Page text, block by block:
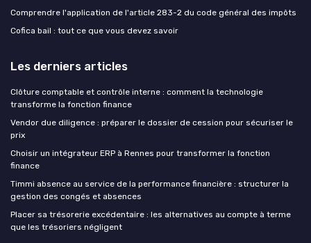
Comprendre l'application de l'article 283-2 du code général des impôts
Cofica bail : tout ce que vous devez savoir
Les derniers articles
Clôture comptable et contrôle interne : comment la technologie
transforme la fonction finance
Vendor due diligence : préparer le dossier de cession pour sécuriser le
prix
Choisir un intégrateur ERP à Rennes pour transformer la fonction
finance
Timmi absence au service de la performance financière : structurer la
gestion des congés et absences
Placer sa trésorerie excédentaire : les alternatives au compte à terme
que les trésoriers négligent